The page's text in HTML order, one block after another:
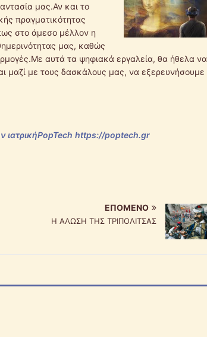
μας.Αν και το
πραγματικότητας
στο άμεσο μέλλον η
μας, καθώς
αυτά τα ψηφιακά εργαλεία, θα ήθελα να
μαζί με τους δασκάλους μας, να εξερευνήσουμε
ιατρικήPopTech https://poptech.gr
ΕΠΌΜΕΝΟ
Η ΑΛΩΣΗ ΤΗΣ ΤΡΙΠΟΛΙΤΣΑΣ